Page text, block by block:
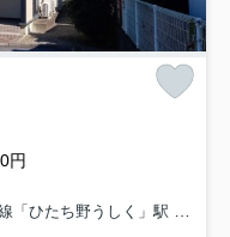
円
ひたち野うしく」駅 徒歩46分